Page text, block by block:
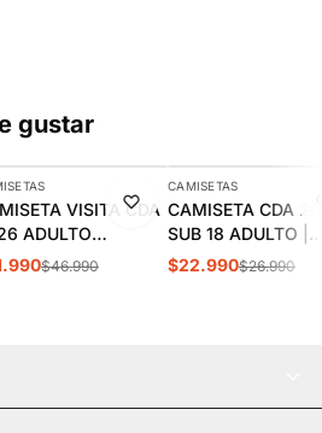
gustar
VISITA CDA
ADULTO
A$46.990
-15%
CAMISETAS
CAMISETA CDA
SUB 18 ADULTO |
DA027/A
$22.990$26.990